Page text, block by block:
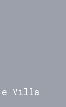
e Villa